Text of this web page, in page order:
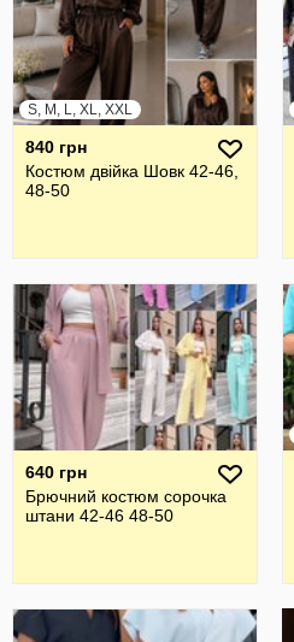
S, M, L, XL, XXL
840 грн
Костюм двійка Шовк 42-46,
48-50
640 грн
Брючний костюм сорочка
штани 42-46 48-50